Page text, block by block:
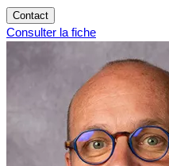
Contact
Consulter la fiche